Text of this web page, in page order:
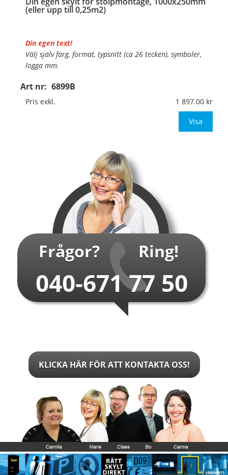
(eller upp till 0,25m2)
Art nr: 6899B
Din egen text!
Välj själv färg, format, typsnitt (ca 26 tecken), symboler,
logga mm.
Material:Kantvikt aluminium, 2mm (stolpmontage)
Mått:1000x250mm (eller annat mått upp till 0,25m²)
Pris exkl. 1 897.00
Visa
Frågor? Ring!
040-671 77 50
KLICKA HÄR FÖR ATT KONTAKTA OSS!